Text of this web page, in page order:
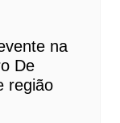
na
De
região